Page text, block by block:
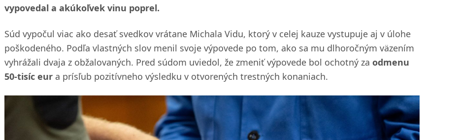
vypovedal a akúkoľvek vinu poprel.
Súd vypočul viac ako desať svedkov vrátane Michala Vidu, ktorý v celej kauze vystupuje aj v úlohe
poškodeného. Podľa vlastných slov menil svoje výpovede po tom, ako sa mu dlhoročným väzením
vyhrážali dvaja z obžalovaných. Pred súdom uviedol, že zmeniť výpovede bol ochotný za odmenu
50-tisíc eur a prísľub pozitívneho výsledku v otvorených trestných konaniach.